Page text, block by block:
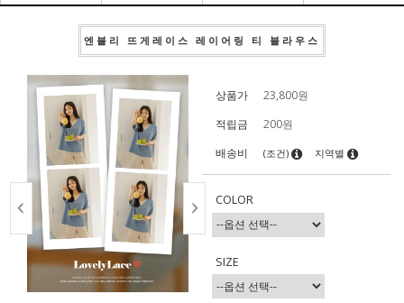
엔블리 뜨게레이스 레이어링 티 블라우스
상품가 23,800원
적립금
200원
배송비
(조건) 지역별
COLOR
SIZE